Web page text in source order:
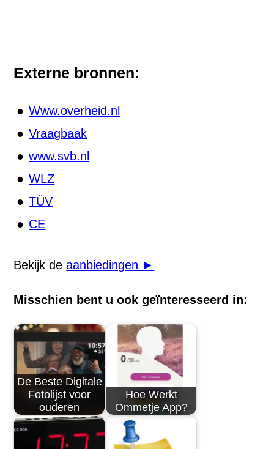
Externe bronnen:
Www.overheid.nl
Vraagbaak
www.svb.nl
WLZ
TÜV
CE
Bekijk deaanbiedingen ►
Misschien bent u ook geïnteresseerd in:
De Beste Digitale
Fotolijst voor
ouderen
Hoe Werkt
Ommetje App?